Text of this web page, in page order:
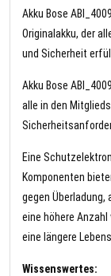
Akku Bose
Originalakku, der
und Sicherheit
Akku Bose
alle in den
Eine
Komponenten
gegen Überladung,
eine höhere
eine längere
Wissenswertes: